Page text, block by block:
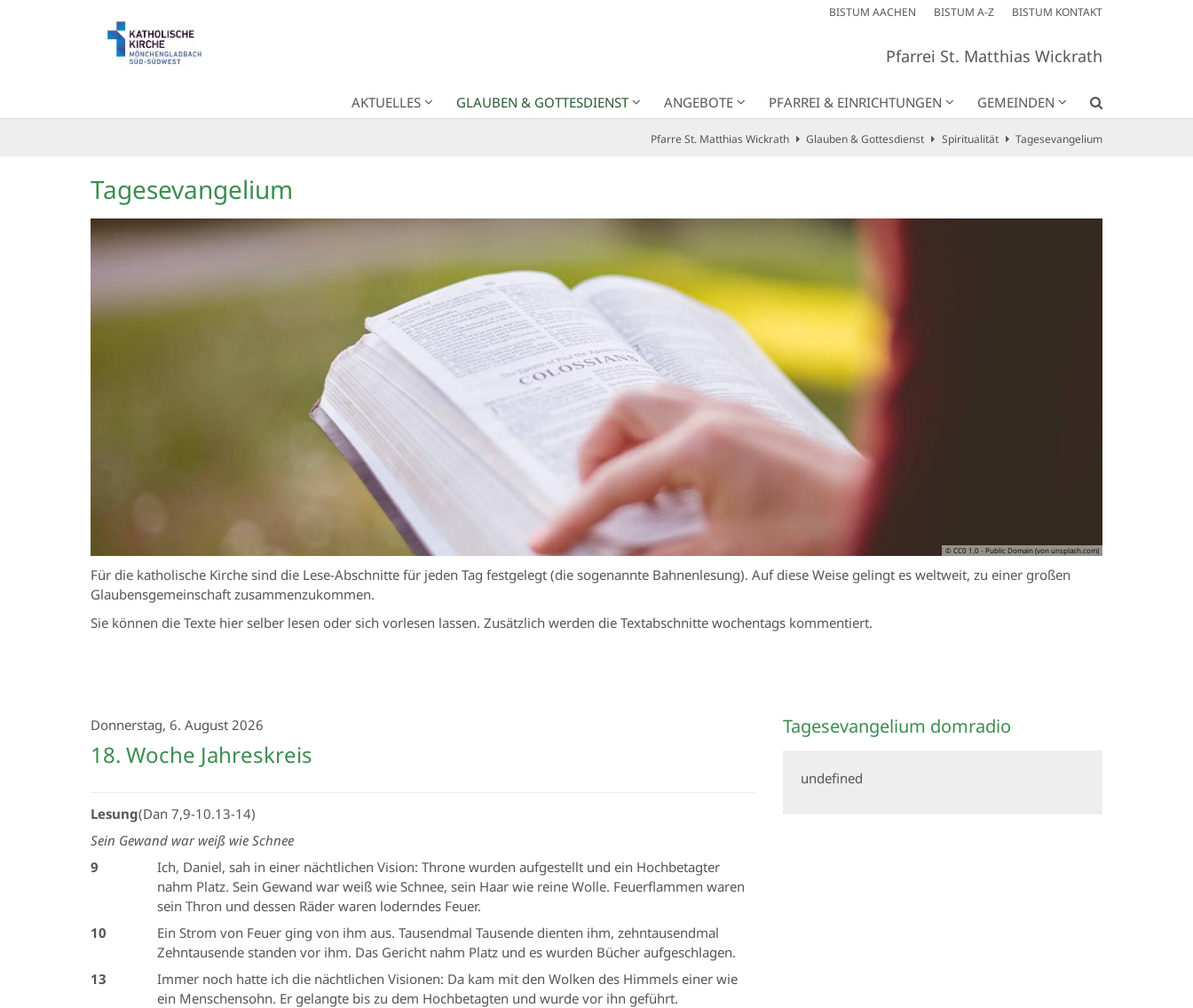
BISTUM AACHEN BISTUM A-Z BISTUM KONTAKT
Pfarrei St. Matthias Wickrath
AKTUELLES GLAUBEN & GOTTESDIENST ANGEBOTE PFARREI & EINRICHTUNGEN GEMEINDEN
Pfarre St. Matthias Wickrath Glauben & Gottesdienst Spiritualität Tagesevangelium
Tagesevangelium
© CC0 1.0 - Public Domain (von unsplash.com)
Für die katholische Kirche sind die Lese-Abschnitte für jeden Tag festgelegt (die sogenannte Bahnenlesung). Auf diese Weise gelingt es weltweit, zu einer großen
Glaubensgemeinschaft zusammenzukommen.
Sie können die Texte hier selber lesen oder sich vorlesen lassen. Zusätzlich werden die Textabschnitte wochentags kommentiert.
Donnerstag, 6. August 2026
18. Woche Jahreskreis
Lesung(Dan 7,9-10.13-14)
Sein Gewand war weiß wie Schnee
9
Ich, Daniel, sah in einer nächtlichen Vision: Throne wurden aufgestellt und ein Hochbetagter
nahm Platz. Sein Gewand war weiß wie Schnee, sein Haar wie reine Wolle. Feuerflammen waren
sein Thron und dessen Räder waren loderndes Feuer.
10
Ein Strom von Feuer ging von ihm aus. Tausendmal Tausende dienten ihm, zehntausendmal
Zehntausende standen vor ihm. Das Gericht nahm Platz und es wurden Bücher aufgeschlagen.
13
Immer noch hatte ich die nächtlichen Visionen: Da kam mit den Wolken des Himmels einer wie
ein Menschensohn. Er gelangte bis zu dem Hochbetagten und wurde vor ihn geführt.
Tagesevangelium domradio
undefined